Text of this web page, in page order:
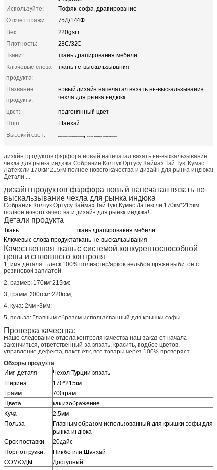
Используйте:
Тюфяк, софа, драпирование
Отсчет пряжи:
75Д/144Ф
Вес:
220gsm
Плотность:
28С/32С
Ткани:
ткань драпирования мебели
Ключевые слова
продукта:
ткань не-выскальзывания
Название
продукта:
новый дизайн напечатал вязать не-выскальзывание
чехла для рынка индюка
цвет:
подгонянный цвет
Порт:
Шанхай
Высокий свет:
красочная ткань драпирования , не ткань материала выскальзывания
дизайн продуктов фарфора новый напечатал вязать не-выскальзывание
чехла для рынка индюка Собрание Колтук Ортусу Каймаз Тай Тую Кумас
Латексли 170км*215км полное нового качества и дизайн для рынка индюка!
Детали ...
дизайн продуктов фарфора новый напечатал вязать не-
выскальзывание чехла для рынка индюка
Собрание Колтук Ортусу Каймаз Тай Тую Кумас Латексли 170км*215км
полное нового качества и дизайн для рынка индюка!
Детали продукта
Ткань
ткань драпирования мебели
Ключевые слова продуктаткань не-выскальзывания
Качественная ткань с системой конкурентоспособной
цены и сплошного контроля
1, имя деталя: Блеск 100% полиэстер/яркое вельбоа пряжи выбитое с
резиновой заплатой;
2, размер: 170км*215км;
3, грамм: 200гсм~220гсм;
4, куча: 2мм~3мм;
5, польза: Главным образом использованный для крышки софы
Проверка качества:
Наше следование отдела контроля качества наш заказ от начала
закончиться, ответственный за вязать, красить, подбор цветов,
управление дефекта, пакет етк, все товары через 100% проверяет.
Обзоры продукта
Имя деталя
Чехол Турции вязать
Ширина
170*215км
Грамм
700грам
Цвета
как изображение
Куча
2.5мм
Польза
Главным образом использованный для крышки софы для
рынка индюка
Срок поставки
20дайс
Порт отгрузки:
Нинбо или Шанхай
ОЭМ/ОДМ
Доступный